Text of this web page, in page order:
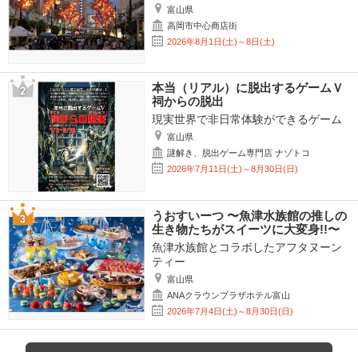
富山県
高岡市中心商店街
2026年8月1日(土)～8日(土)
本当（リアル）に脱出するゲームＶ
祠からの脱出
現実世界で非日常体験ができるゲーム
富山県
謎解き、脱出ゲーム専門店 ナゾトコ
2026年7月11日(土)～8月30日(日)
うおすいーつ 〜魚津水族館の推しの
生き物たちがスイーツに大変身!!〜
魚津水族館とコラボしたアフタヌーン
ティー
富山県
ANAクラウンプラザホテル富山
2026年7月4日(土)～8月30日(日)